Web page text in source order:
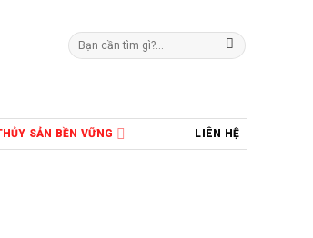
Tìm
kiếm:
SẢN BỀN VỮNG LIÊN HỆ